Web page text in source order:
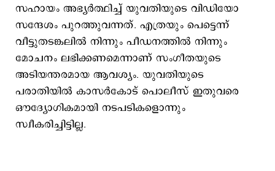
സഹായം അഭ്യർത്ഥിച്ച് യുവതിയുടെ വിഡിയോ
സന്ദേശം പുറത്തുവന്നത്. എത്രയും പെട്ടെന്ന്
വീട്ടുതടങ്കലിൽ നിന്നും പീഡനത്തിൽ നിന്നും
മോചനം ലഭിക്കണമെന്നാണ് സംഗീതയുടെ
അടിയന്തരമായ ആവശ്യം. യുവതിയുടെ
പരാതിയിൽ കാസർകോട് പൊലീസ് ഇതുവരെ
ഔദ്യോഗികമായി നടപടികളൊന്നും
സ്വീകരിച്ചിട്ടില്ല.